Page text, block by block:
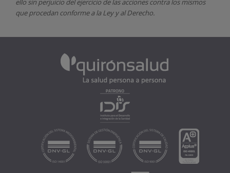
ello sin perjuicio del ejercicio de las acciones contra los mismos
que procedan conforme a la Ley y al Derecho.